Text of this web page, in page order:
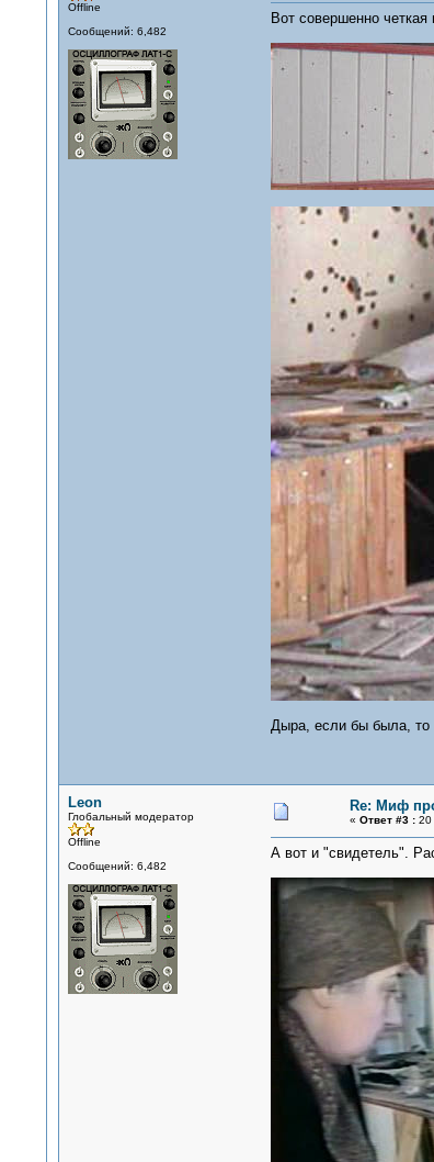
Offline
Сообщений: 6,482
Вот совершенно
Дыра, если бы была, то
Leon
Глобальный модератор
Offline
Сообщений: 6,482
Re: Миф
« Ответ #3 :20
А вот и "свидетель".